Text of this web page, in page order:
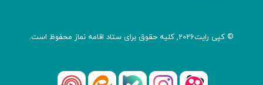
© کپی رایت2026, کلیه حقوق برای ستاد اقامه نماز محفوظ است.